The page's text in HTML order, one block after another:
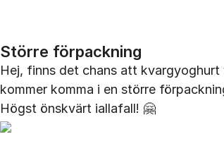
Större förpackning
Hej, finns det chans att kvargyoghurt
kommer komma i en större
Högst önskvärt iallafall! 🤗